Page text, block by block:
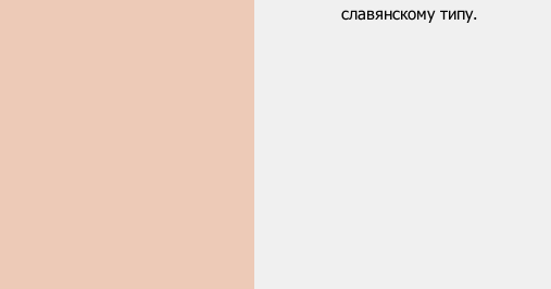
славянскому типу.